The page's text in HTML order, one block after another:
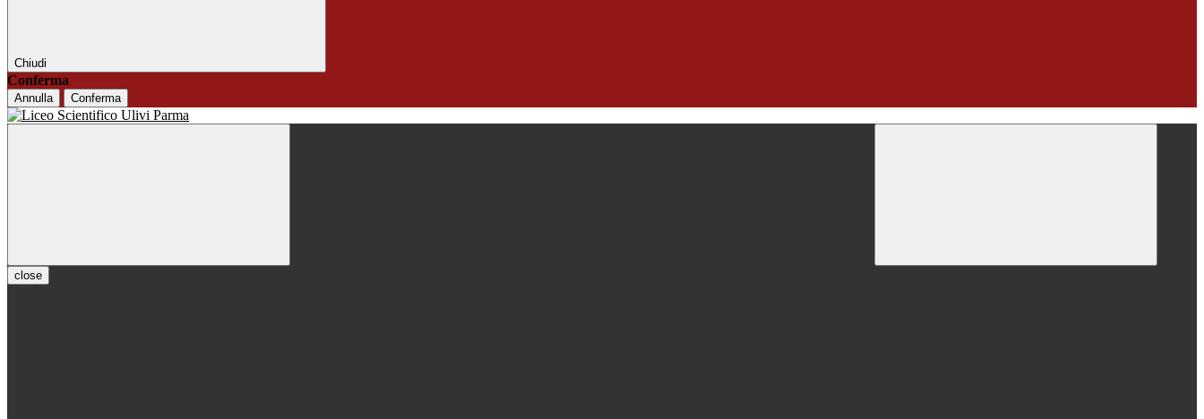
Chiudi
Conferma
Annulla Conferma
close